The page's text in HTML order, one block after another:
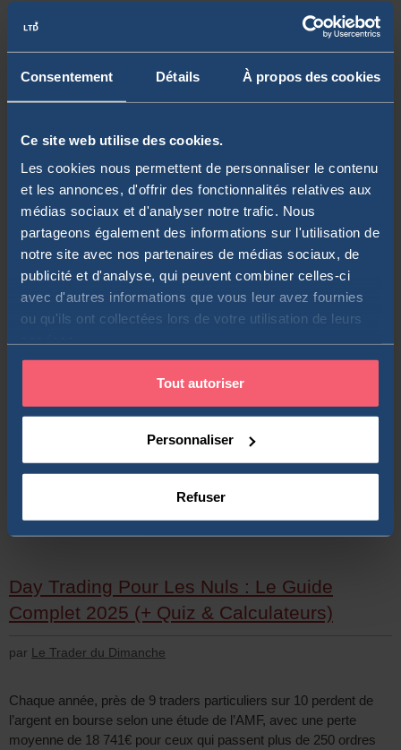
Consentement Détails À propos des cookies
Ce site web utilise des cookies.
Les cookies nous permettent de personnaliser le contenu
et les annonces, d'offrir des fonctionnalités relatives aux
médias sociaux et d'analyser notre trafic. Nous
partageons également des informations sur l'utilisation de
notre site avec nos partenaires de médias sociaux, de
publicité et d'analyse, qui peuvent combiner celles-ci
avec d'autres informations que vous leur avez fournies
ou qu'ils ont collectées lors de votre utilisation de leurs
Tout autoriser
Personnaliser
Refuser
En 2024, 216 000 Français ont acheté leurs premières actions en
bourse selon l’AMF. Le problème, c’est que la majorité abandonne
dès les premières semaines. Entre le choix du courtier, la jungle
des enveloppes fiscales (PEA, compte-titres…), les types
d’ordres mystérieux et les frais cachés, acheter une action peut
Actions
Comment Savoir si une Entreprise est Cotée
en Bourse ? [3 Méthodes Infaillibles]
par Le Trader du Dimanche
Vous voulez investir dans une entreprise mais vous ne savez pas
si elle est cotée en bourse ? Cette question paraît simple mais je
peux vous assurer que cette erreur est bien plus fréquente qu’on
ne le croit en 2025. J’ai moi-même perdu 150€ en 2011 en
achetant des DPS au lieu de l’action Archos …
Day Trading Pour Les Nuls : Le Guide
Complet 2025 (+ Quiz & Calculateurs)
par Le Trader du Dimanche
Chaque année, près de 9 traders particuliers sur 10 perdent de
l’argent en bourse selon une étude de l’AMF, avec une perte
moyenne de 18 741€ pour ceux qui passent plus de 250 ordres